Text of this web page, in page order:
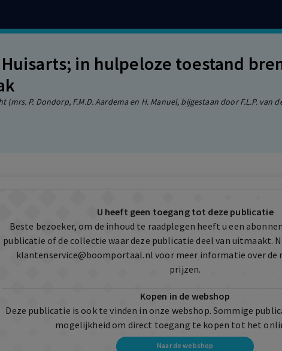
Huisarts; in hulpeloze toestand
(mrs. P. Dondorp, F.M.D. Aardema en H. Manuel, bijgestaan door F.L.P. van
U heeft geen toegang tot deze publicatie
Beste bezoeker, om de inhoud te raadplegen heeft u een
publicatie of de collectie waar deze publicatie deel van uitmaakt.
klantenservice@boomportaal.nl voor meer informatie over de
prijzen.
Kopen in de webshop
Deze publicatie is ook te vinden in onze webshop. Sommige
mogelijkheid om direct toegang te kopen tot het
Naar de webshop